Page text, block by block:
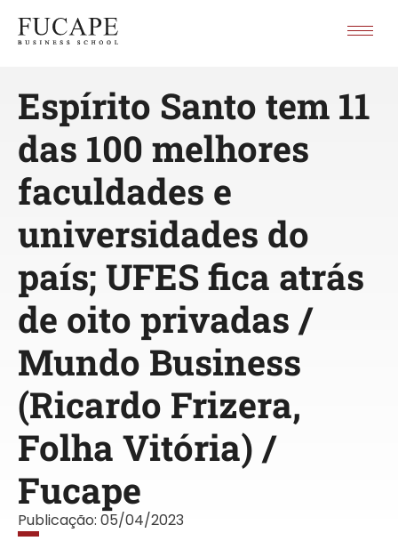
Espírito Santo tem 11
das 100 melhores
faculdades e
universidades do
país; UFES fica atrás
de oito privadas /
Mundo Business
(Ricardo Frizera,
Folha Vitória) /
Fucape
Publicação: 05/04/2023